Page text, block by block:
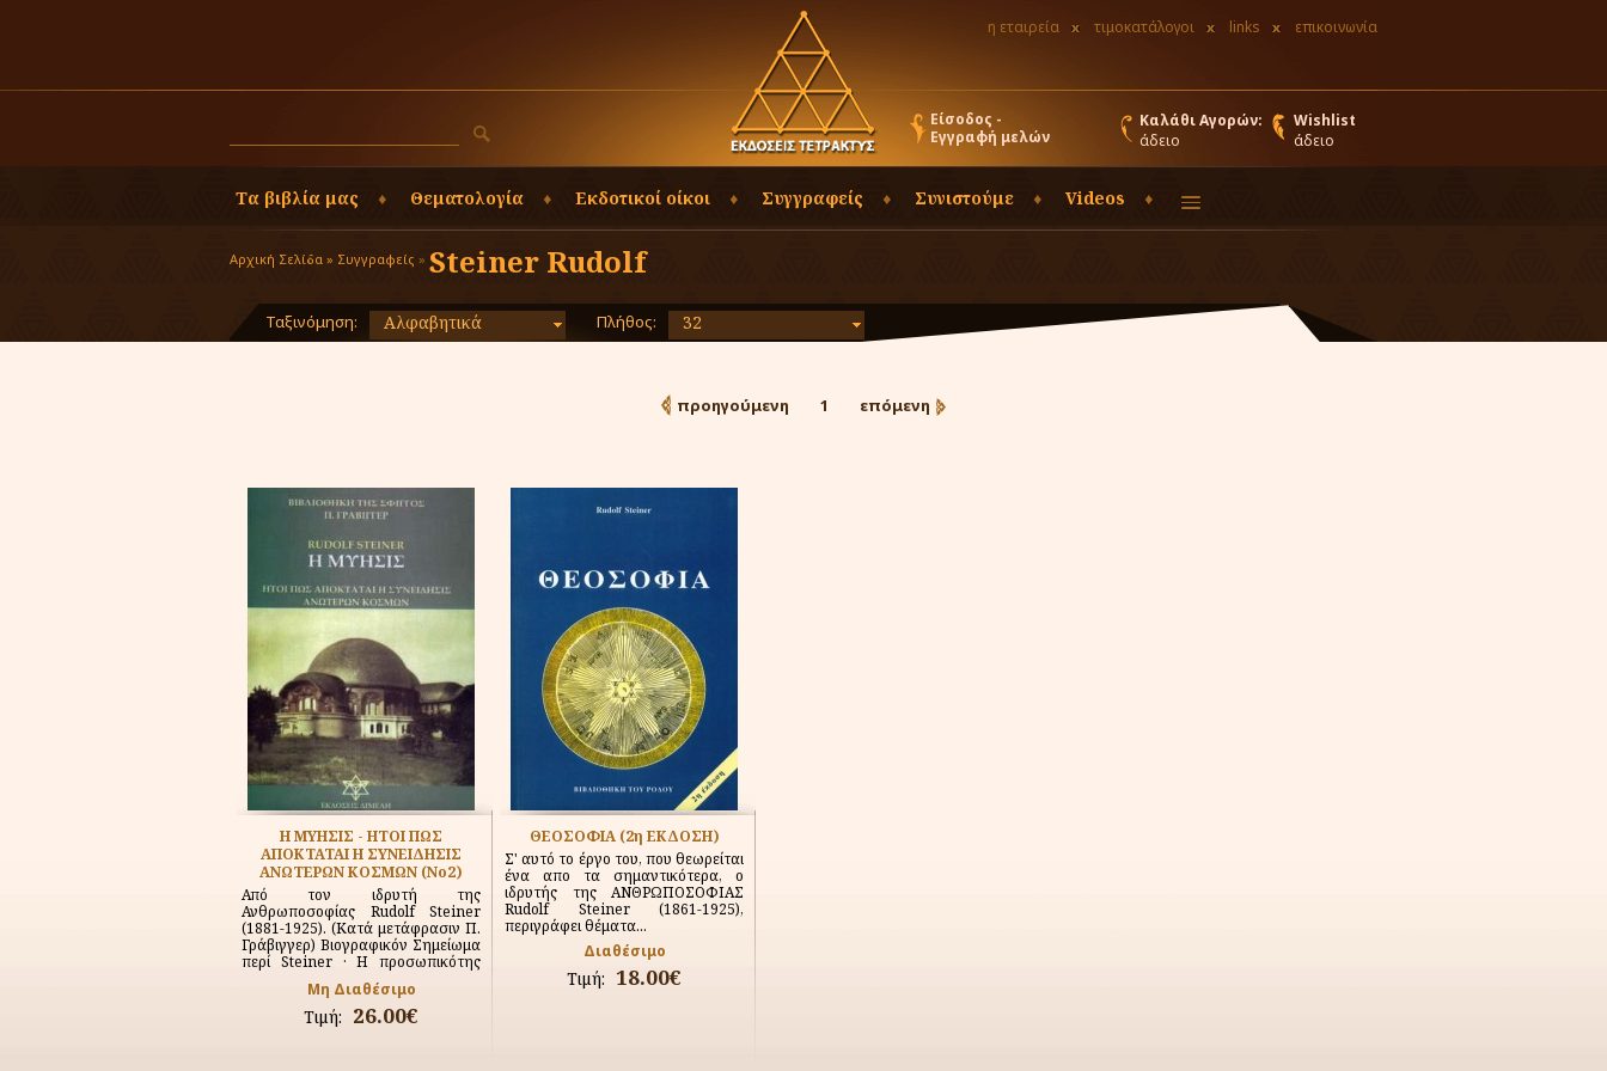
η εταιρεία τιμοκατάλογοι links επικοινωνία
Είσοδος -
Εγγραφή μελών
Καλάθι Αγορών:
άδειο
Wishlist
άδειο
Τα βιβλία μας Θεματολογία Εκδοτικοί οίκοι Συγγραφείς Συνιστούμε Videos
Αρχική Σελίδα » Συγγραφείς » Steiner Rudolf
Ταξινόμηση: Αλφαβητικά Πλήθος: 32
προηγούμενη 1 επόμενη
Η ΜΥΗΣΙΣ - ΗΤΟΙ ΠΩΣ
ΑΠΟΚΤΑΤΑΙ Η ΣΥΝΕΙΔΗΣΙΣ
ΑΝΩΤΕΡΩΝ ΚΟΣΜΩΝ (Νο2)
Από τον ιδρυτή της
Ανθρωποσοφίας Rudolf Steiner
(1881-1925). (Κατά μετάφρασιν Π.
Γράβιγγερ) Βιογραφικόν Σημείωμα
περί Steiner · Η προσωπικότης
Μη Διαθέσιμο
Τιμή: 26.00€
ΘΕΟΣΟΦΙΑ (2η ΕΚΔΟΣΗ)
Σ' αυτό το έργο του, που θεωρείται
ένα απο τα σημαντικότερα, ο
ιδρυτής της ΑΝΘΡΩΠΟΣΟΦΙΑΣ
Rudolf Steiner (1861-1925),
περιγράφει θέματα...
Διαθέσιμο
Τιμή: 18.00€